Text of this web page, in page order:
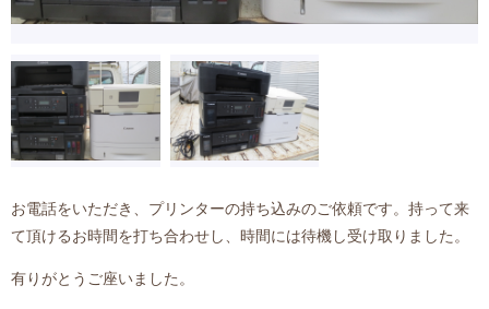
お電話をいただき、プリンターの持ち込みのご依頼です。持って来
て頂けるお時間を打ち合わせし、時間には待機し受け取りました。
有りがとうご座いました。